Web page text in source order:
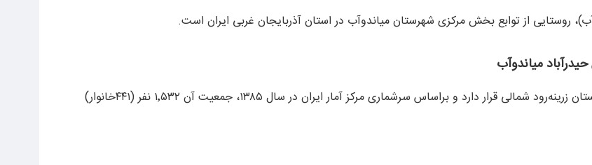
روستایی از توابع بخش مرکزی شهرستان میاندوآب در استان آذربایجان غربی ایران است.
میاندوآب
این روستا در دهستان زرینه‌رود شمالی قرار دارد و براساس سرشماری مرکز آمار ایران در سال ۱۳۸۵، جمعیت آن ۱٬۵۳۲ نفر (۴۴۱خانوار)